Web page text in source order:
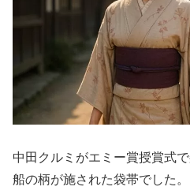
中田クルミがエミー賞授賞式
船の柄が施された袋帯でした